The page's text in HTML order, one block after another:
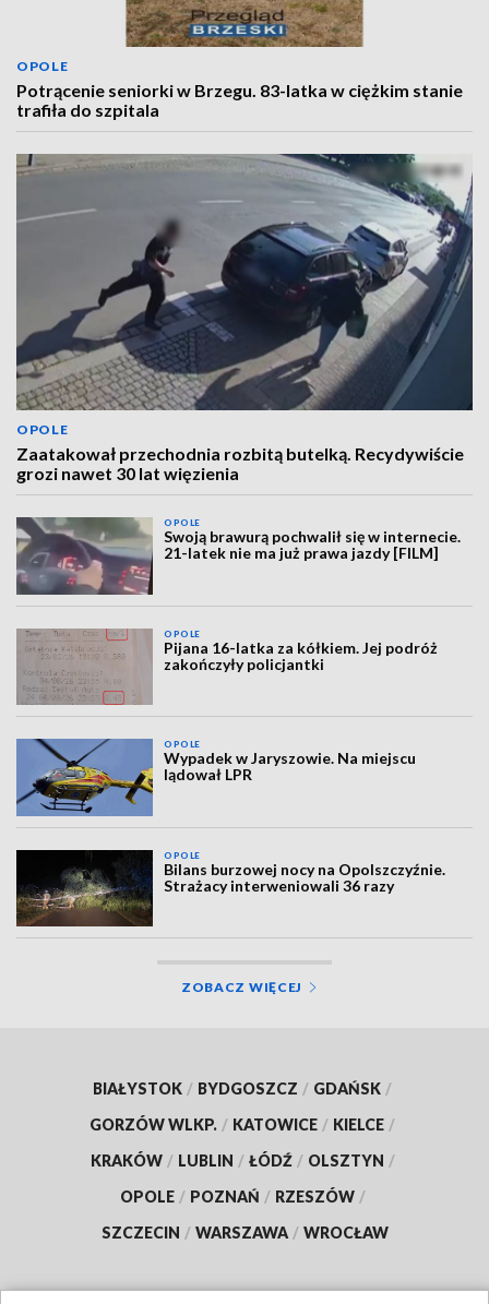
OPOLE
Potrącenie seniorki w Brzegu. 83-latka w ciężkim stanie
trafiła do szpitala
OPOLE
Zaatakował przechodnia rozbitą butelką. Recydywiście
grozi nawet 30 lat więzienia
OPOLE
Swoją brawurą pochwalił się w internecie.
21-latek nie ma już prawa jazdy [FILM]
OPOLE
Pijana 16-latka za kółkiem. Jej podróż
zakończyły policjantki
OPOLE
Wypadek w Jaryszowie. Na miejscu
lądował LPR
OPOLE
Bilans burzowej nocy na Opolszczyźnie.
Strażacy interweniowali 36 razy
ZOBACZ WIĘCEJ
BIAŁYSTOK / BYDGOSZCZ / GDAŃSK /
GORZÓW WLKP. / KATOWICE / KIELCE /
KRAKÓW / LUBLIN / ŁÓDŹ / OLSZTYN /
OPOLE / POZNAŃ / RZESZÓW /
SZCZECIN / WARSZAWA / WROCŁAW